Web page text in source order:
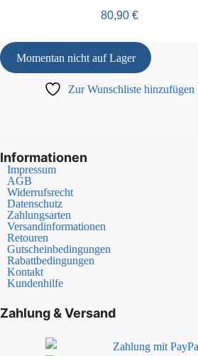
80,90 €
Momentan nicht auf Lager
Zur Wunschliste hinzufügen
Informationen
Impressum
AGB
Widerrufsrecht
Datenschutz
Zahlungsarten
Versandinformationen
Retouren
Gutscheinbedingungen
Rabattbedingungen
Kontakt
Kundenhilfe
Zahlung & Versand